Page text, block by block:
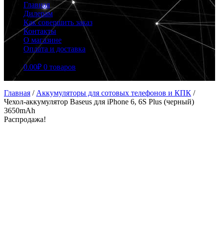
Главная
Дилерам
Как совершить заказ
Контакты
О магазине
Оплата и доставка
0.00₽ 0 товаров
Главная / Аккумуляторы для сотовых телефонов и КПК /
Чехол-аккумулятор Baseus для iPhone 6, 6S Plus (черный)
3650mAh
Распродажа!